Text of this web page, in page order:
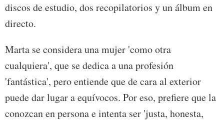
discos de estudio, dos recopilatorios y un álbum en
directo.
Marta se considera una mujer 'como otra
cualquiera', que se dedica a una profesión
'fantástica', pero entiende que de cara al exterior
puede dar lugar a equívocos. Por eso, prefiere que la
conozcan en persona e intenta ser 'justa, honesta,